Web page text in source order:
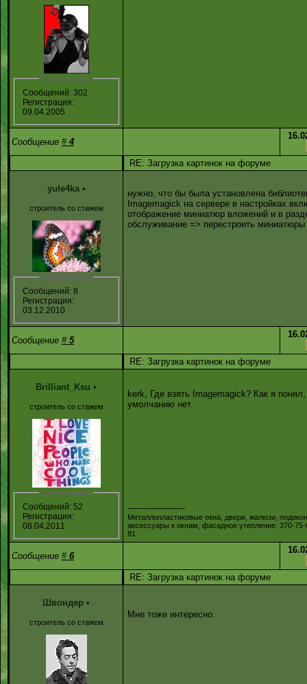
Статистика:
Сообщений: 302
Регистрация:
09.04.2005
Сообщение # 4
RE: Загрузка картинок на форуме
yule4ka •
строитель со стажем
Статистика:
Сообщений: 8
Регистрация:
03.12.2010
нужно, что бы была установлена
Imagemagick на сервере в настройках
отображение миниатюр вложений и в
обслуживание => перестроить
Сообщение # 5
RE: Загрузка картинок на форуме
Brilliant_Ksu •
строитель со стажем
Статистика:
Сообщений: 52
Регистрация:
08.04.2011
kerk, Где взять Imagemagick? Как я понял,
умолчанию нет.
---------------------
Металлопластиковые окна, двери, жалюзи,
аксессуары к окнам, фасадное утепление. 370-
81
Сообщение # 6
RE: Загрузка картинок на форуме
Швондер •
строитель со стажем
Мне тоже интересно.